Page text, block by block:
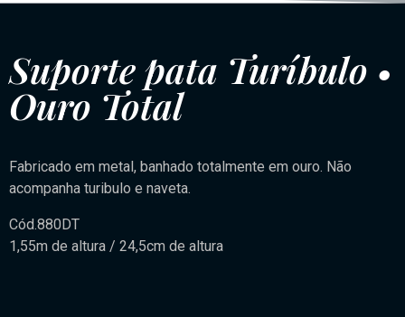
Suporte pata Turíbulo •
Ouro Total
Fabricado em metal, banhado totalmente em ouro. Não
acompanha turibulo e naveta.
Cód.880DT
1,55m de altura / 24,5cm de altura